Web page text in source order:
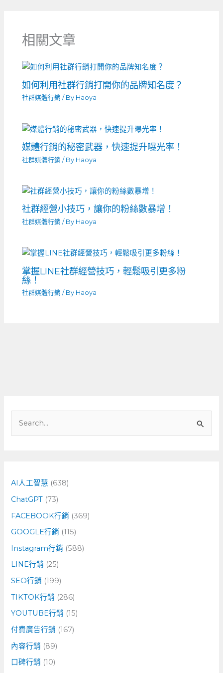
相關文章
如何利用社群行銷打開你的品牌知名度？
社群媒體行銷 / By Haoya
媒體行銷的秘密武器，快速提升曝光率！
社群媒體行銷 / By Haoya
社群經營小技巧，讓你的粉絲數暴增！
社群媒體行銷 / By Haoya
掌握LINE社群經營技巧，輕鬆吸引更多粉
絲！
社群媒體行銷 / By Haoya
字
:
AI人工智慧 (638)
ChatGPT (73)
FACEBOOK行銷 (369)
GOOGLE行銷 (115)
Instagram行銷 (588)
LINE行銷 (25)
SEO行銷 (199)
TIKTOK行銷 (286)
YOUTUBE行銷 (15)
付費廣告行銷 (167)
內容行銷 (89)
口碑行銷 (10)